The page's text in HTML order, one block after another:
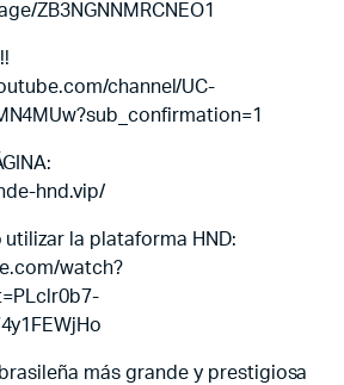
ZB3NGNNMRCNEO1
channel/UC-
hnd.vip/
la plataforma HND:
watch?
más grande y prestigiosa